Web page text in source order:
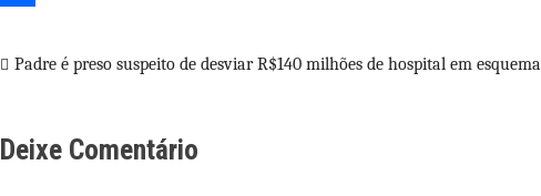
Navegação
de
Padre é preso suspeito de desviar R$140 milhões de hospital em esquema
Deixe Comentário